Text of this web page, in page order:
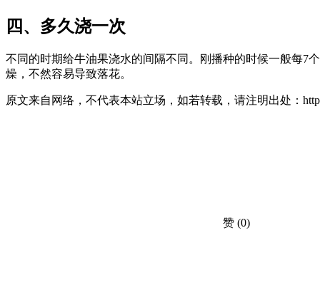
四、多久浇一次
不同的时期给牛油果浇水的间隔不同。刚播种的时候一般每7
燥，不然容易导致落花。
原文来自网络，不代表本站立场，如若转载，请注明出处：
赞 (0)